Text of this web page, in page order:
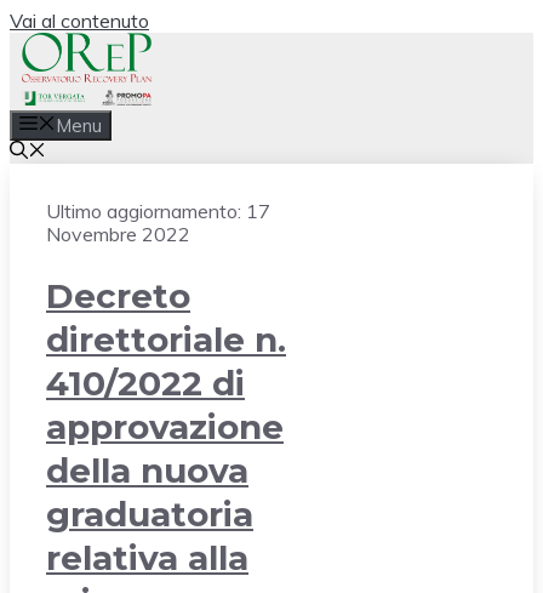
Vai al contenuto
Menu
Ultimo aggiornamento: 17
Novembre 2022
Decreto
direttoriale n.
410/2022 di
approvazione
della nuova
graduatoria
relativa alla